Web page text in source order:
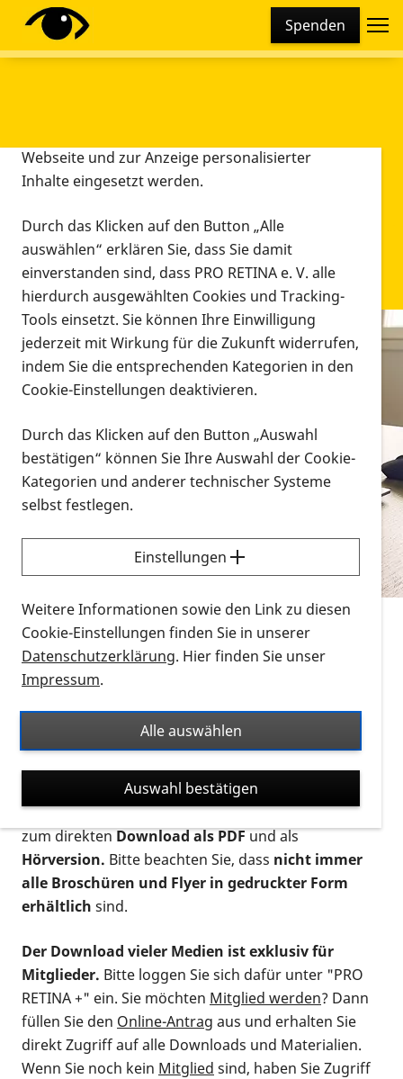
Spenden
Infomaterial
Infomaterial
Vorlesen
Alle Infomaterialien in verschiedenen
Formaten an einem Ort
Sie möchten wissen, wie Sie nach Infonmaterial
suchen und dieses bestellen bzw. herunterladen
können? Schauen Sie sich dieErklärvideos zum
Thema Infomaterial auf der PRO RETINA-Website
für blinde und sehbehinderte Menschen an.
Auf dieser Seite finden Sie sämtliches Infomaterial
Ort. Nutzen Sie den Formatfilter, um ausschließlich
nach Flyern und Broschüren, Audios oder Videos zu
suchen. Die meisten Flyer und Broschüren werden in
verschiedenen Formaten angeboten: zur
postalischen Bestellung als gedruckte Variante
zum direktenDownload als PDFund als
Hörversion. Bitte beachten Sie, dass nicht immer
alle Broschüren und Flyer in gedruckter Form
erhältlich sind.
Der Download vieler Medien ist exklusiv für
Mitglieder. Bitte loggen Sie sich dafür unter "PRO
RETINA +" ein. Sie möchten Mitglied werden? Dann
füllen Sie den Online-Antrag aus und erhalten Sie
direkt Zugriff auf alle Downloads und Materialien.
Wenn Sie noch kein Mitglied sind, haben Sie Zugriff
Diese Webseite setzt verschiedene Cookies und
Tracking-Tools ein. Dies beinhaltet Cookies und
Webseite und zur Anzeige personalisierter
Inhalte eingesetzt werden.
Durch das Klicken auf den Button „Alle
auswählen“ erklären Sie, dass Sie damit
einverstanden sind, dass PRO RETINA e. V. alle
hierdurch ausgewählten Cookies und Tracking-
Tools einsetzt. Sie können Ihre Einwilligung
jederzeit mit Wirkung für die Zukunft widerrufen,
indem Sie die entsprechenden Kategorien in den
Cookie-Einstellungen deaktivieren.
Durch das Klicken auf den Button „Auswahl
bestätigen“ können Sie Ihre Auswahl der Cookie-
Kategorien und anderer technischer Systeme
selbst festlegen.
Einstellungen
Weitere Informationen sowie den Link zu diesen
Cookie-Einstellungen finden Sie in unserer
Datenschutzerklärung. Hier finden Sie unser
Impressum.
Alle auswählen
Auswahl bestätigen